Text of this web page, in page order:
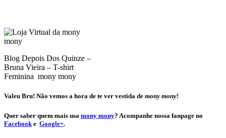
Blog Depois Dos Quinze –
Bruna Vieira – T-shirt
Feminina mony mony
Valeu Bru! Não vemos a hora de te ver vestida de mony mony!
Quer saber quem mais usa mony mony? Acompanhe nossa fanpage no
Facebook e Google+.